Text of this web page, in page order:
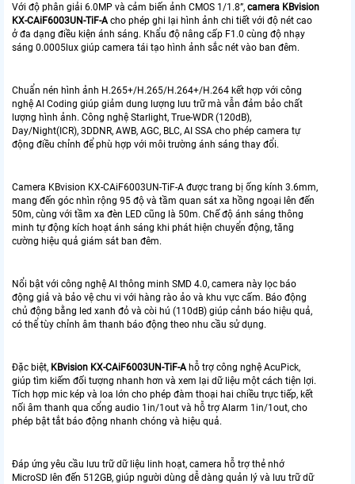
Với độ phân giải 6.0MP và cảm biến ảnh CMOS 1/1.8”, camera KBvision
KX-CAiF6003UN-TiF-A cho phép ghi lại hình ảnh chi tiết với độ nét cao
ở đa dạng điều kiện ánh sáng. Khẩu độ nâng cấp F1.0 cùng độ nhạy
sáng 0.0005lux giúp camera tái tạo hình ảnh sắc nét vào ban đêm.
Chuẩn nén hình ảnh H.265+/H.265/H.264+/H.264 kết hợp với công
nghệ AI Coding giúp giảm dung lượng lưu trữ mà vẫn đảm bảo chất
lượng hình ảnh. Công nghệ Starlight, True-WDR (120dB),
Day/Night(ICR), 3DDNR, AWB, AGC, BLC, AI SSA cho phép camera tự
động điều chỉnh để phù hợp với môi trường ánh sáng thay đổi.
Camera KBvision KX-CAiF6003UN-TiF-A được trang bị ống kính 3.6mm,
mang đến góc nhìn rộng 95 độ và tầm quan sát xa hồng ngoại lên đến
50m, cùng với tầm xa đèn LED cũng là 50m. Chế độ ánh sáng thông
minh tự động kích hoạt ánh sáng khi phát hiện chuyển động, tăng
cường hiệu quả giám sát ban đêm.
Nổi bật với công nghệ AI thông minh SMD 4.0, camera này lọc báo
động giả và bảo vệ chu vi với hàng rào ảo và khu vực cấm. Báo động
chủ động bằng led xanh đỏ và còi hú (110dB) giúp cảnh báo hiệu quả,
có thể tùy chỉnh âm thanh báo động theo nhu cầu sử dụng.
Đặc biệt, KBvision KX-CAiF6003UN-TiF-A hỗ trợ công nghệ AcuPick,
giúp tìm kiếm đối tượng nhanh hơn và xem lại dữ liệu một cách tiện lợi.
Tích hợp mic kép và loa lớn cho phép đàm thoại hai chiều trực tiếp, kết
nối âm thanh qua cổng audio 1in/1out và hỗ trợ Alarm 1in/1out, cho
phép bật tắt báo động nhanh chóng và hiệu quả.
Đáp ứng yêu cầu lưu trữ dữ liệu linh hoạt, camera hỗ trợ thẻ nhớ
MicroSD lên đến 512GB, giúp người dùng dễ dàng quản lý và lưu trữ dữ